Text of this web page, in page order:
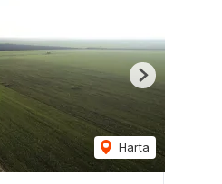
Harta
Next